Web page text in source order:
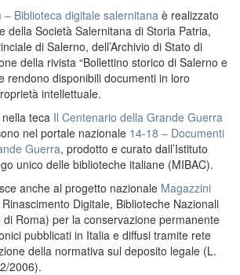
– Biblioteca digitale salernitana è realizzato
della Società Salernitana di Storia Patria,
di Salerno, dell’Archivio di Stato di
della rivista “Bollettino storico di Salerno e
rendono disponibili documenti in loro
intellettuale.
teca Il Centenario della Grande Guerra
nel portale nazionale 14-18 – Documenti
Guerra, prodotto e curato dall’Istituto
unico delle biblioteche italiane (MIBAC).
anche al progetto nazionale Magazzini
Digitale, Biblioteche Nazionali
Roma) per la conservazione permanente
pubblicati in Italia e diffusi tramite rete
della normativa sul deposito legale (L.
2006).